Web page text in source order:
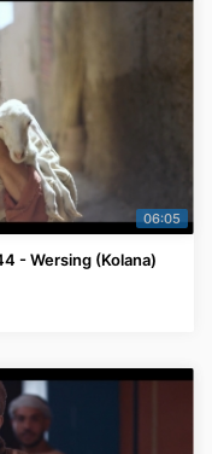
06:05
- Wersing (Kolana)